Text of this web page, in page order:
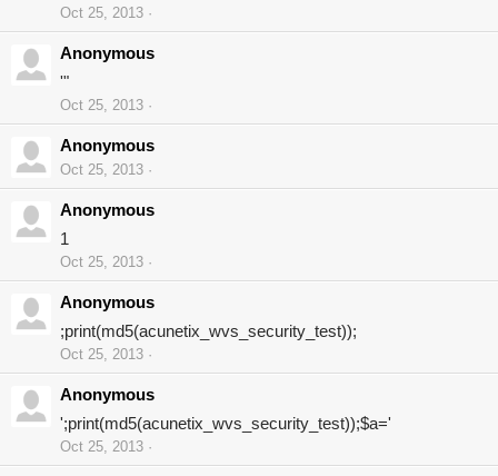
Oct 25, 2013
Anonymous
'"
Oct 25, 2013
Anonymous
Oct 25, 2013
Anonymous
1
Oct 25, 2013
Anonymous
;print(md5(acunetix_wvs_security_test));
Oct 25, 2013
Anonymous
';print(md5(acunetix_wvs_security_test));$a='
Oct 25, 2013